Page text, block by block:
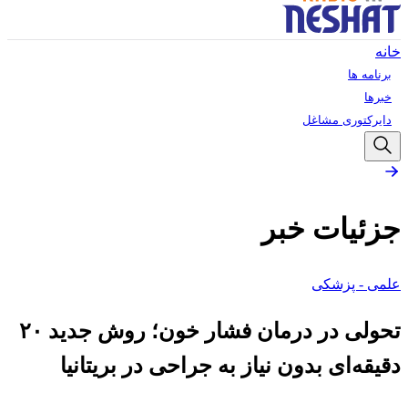
خانه
برنامه ها
خبرها
دایرکتوری مشاغل
جزئیات خبر
علمی - پزشکی
تحولی در درمان فشار خون؛ روش جدید ۲۰
دقیقه‌ای بدون نیاز به جراحی در بریتانیا